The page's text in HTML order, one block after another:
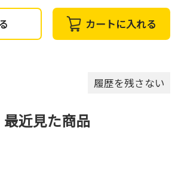
カートに入れる
履歴を残さない
最近見た商品